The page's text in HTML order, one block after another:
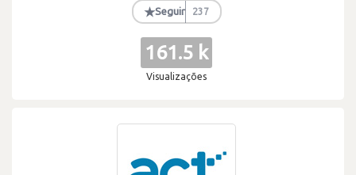
★Seguir 237
161.5 k
Visualizações